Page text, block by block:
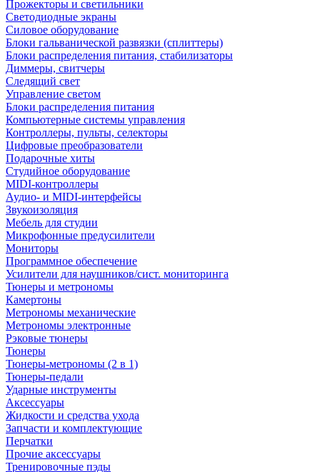
Прожекторы и светильники
Светодиодные экраны
Силовое оборудование
Блоки гальванической развязки (сплиттеры)
Блоки распределения питания, стабилизаторы
Диммеры, свитчеры
Следящий свет
Управление светом
Блоки распределения питания
Компьютерные системы управления
Контроллеры, пульты, селекторы
Цифровые преобразователи
Подарочные хиты
Студийное оборудование
MIDI-контроллеры
Аудио- и MIDI-интерфейсы
Звукоизоляция
Мебель для студии
Микрофонные предусилители
Мониторы
Программное обеспечение
Усилители для наушников/сист. мониторинга
Тюнеры и метрономы
Камертоны
Метрономы механические
Метрономы электронные
Рэковые тюнеры
Тюнеры
Тюнеры-метрономы (2 в 1)
Тюнеры-педали
Ударные инструменты
Аксессуары
Жидкости и средства ухода
Запчасти и комплектующие
Перчатки
Прочие аксессуары
Тренировочные пэды